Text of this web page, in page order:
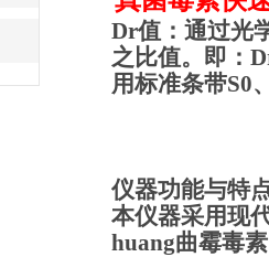
Dr值：通过光
之比值。即：
用标准条带S0
仪器功能与特
本仪器采用现
huang曲霉毒